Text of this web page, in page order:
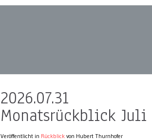
2026.07.31
Monatsrückblick Juli
Veröffentlicht in Rückblick von Hubert Thurnhofer